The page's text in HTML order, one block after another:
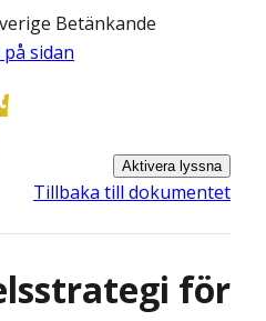
Betänkande
sidan
Aktivera lyssna
Tillbaka till dokumentet
för